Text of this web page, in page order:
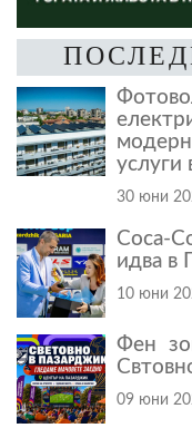
30 юни
Coca-
идва в
10 юни
Фен
09 юни